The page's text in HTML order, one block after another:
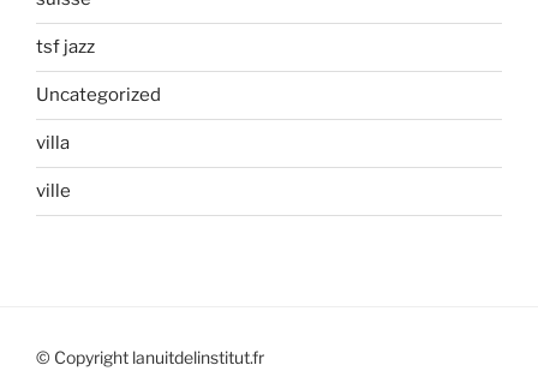
tsf jazz
Uncategorized
villa
ville
© Copyright lanuitdelinstitut.fr